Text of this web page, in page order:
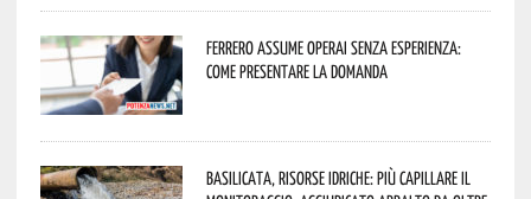
Ferrero assume operai senza esperienza:
come presentare la domanda
Basilicata, Risorse idriche: più capillare il